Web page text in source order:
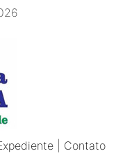
Contato